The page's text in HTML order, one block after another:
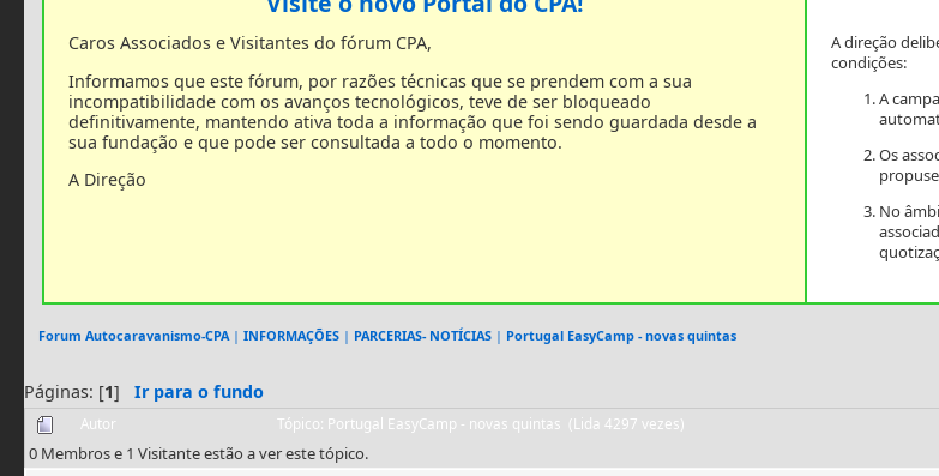
Caros Associados e Visitantes do fórum CPA,
Informamos que este fórum, por razões técnicas que se prendem com a sua
incompatibilidade com os avanços tecnológicos, teve de ser bloqueado
definitivamente, mantendo ativa toda a informação que foi sendo guardada desde a
sua fundação e que pode ser consultada a todo o momento.
A Direção
A direção
condições:
A
Os
No
Forum Autocaravanismo-CPA| INFORMAÇÕES| PARCERIAS- NOTÍCIAS| Portugal EasyCamp - novas quintas
Páginas: [1] Ir para o fundo
Autor Tópico: Portugal EasyCamp - novas quintas (Lida 4297 vezes)
0 Membros e 1 Visitante estão a ver este tópico.